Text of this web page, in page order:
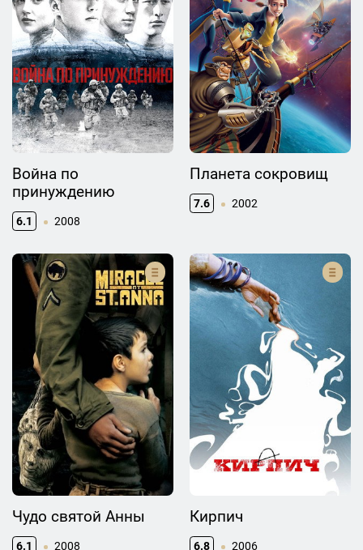
Война по
принуждению
6.1 2008
Планета сокровищ
7.6 2002
Чудо святой Анны
6.1 2008
Кирпич
6.8 2006